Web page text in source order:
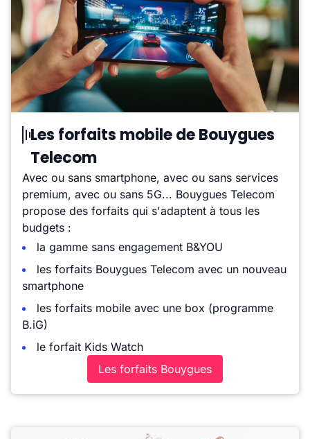
Les forfaits mobile de Bouygues
Telecom
Avec ou sans smartphone, avec ou sans services
premium, avec ou sans 5G... Bouygues Telecom
propose des forfaits qui s'adaptent à tous les
budgets :
la gamme sans engagement B&YOU
les forfaits Bouygues Telecom avec un nouveau
smartphone
les forfaits mobile avec une box (programme
B.iG)
le forfait Kids Watch
Les forfaits Bouygues